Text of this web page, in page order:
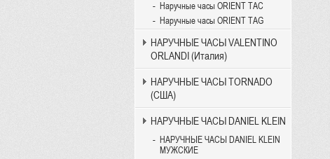
Наручные часы ORIENT TAC
Наручные часы ORIENT TAG
НАРУЧНЫЕ ЧАСЫ VALENTINO
ORLANDI (Италия)
НАРУЧНЫЕ ЧАСЫ TORNADO
(США)
НАРУЧНЫЕ ЧАСЫ DANIEL KLEIN
НАРУЧНЫЕ ЧАСЫ DANIEL KLEIN
МУЖСКИЕ